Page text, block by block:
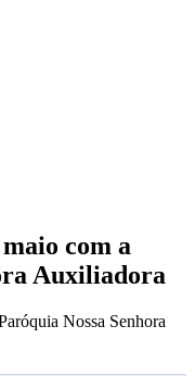
com a
Auxiliadora
Nossa Senhora